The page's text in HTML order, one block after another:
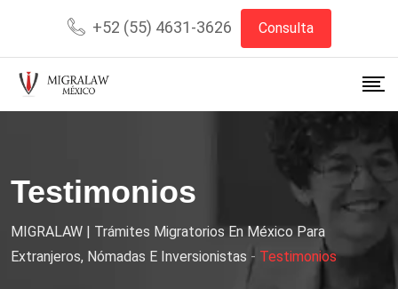
+52 (55) 4631-3626 Consulta
Testimonios
MIGRALAW | Trámites Migratorios En México Para
Extranjeros, Nómadas E Inversionistas - Testimonios